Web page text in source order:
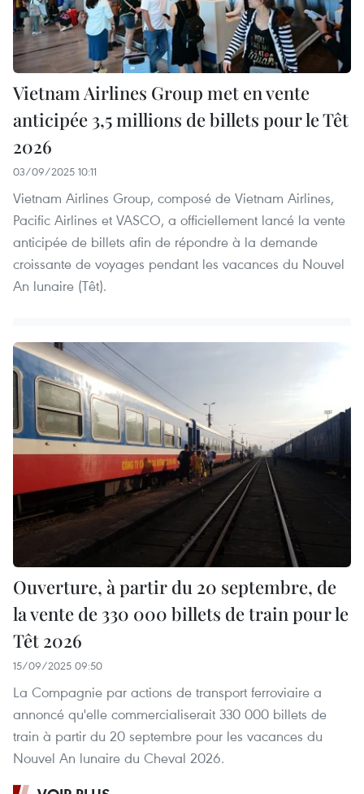
Vietnam Airlines Group met en vente
anticipée 3,5 millions de billets pour le Têt
2026
03/09/2025 10:11
Vietnam Airlines Group, composé de Vietnam Airlines,
Pacific Airlines et VASCO, a officiellement lancé la vente
anticipée de billets afin de répondre à la demande
croissante de voyages pendant les vacances du Nouvel
An lunaire (Têt).
Ouverture, à partir du 20 septembre, de
la vente de 330 000 billets de train pour le
Têt 2026
15/09/2025 09:50
La Compagnie par actions de transport ferroviaire a
annoncé qu'elle commercialiserait 330 000 billets de
train à partir du 20 septembre pour les vacances du
Nouvel An lunaire du Cheval 2026.